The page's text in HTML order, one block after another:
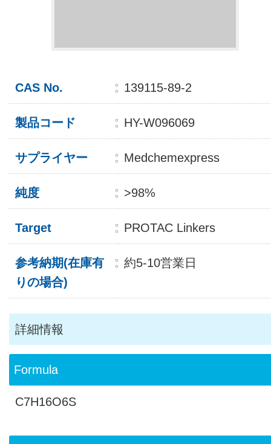
CAS No. 139115-89-2
製品コード HY-W096069
サプライヤー Medchemexpress
純度 >98%
Target PROTAC Linkers
参考納期(在庫有
りの場合)
約5-10営業日
詳細情報
Formula
C7H16O6S